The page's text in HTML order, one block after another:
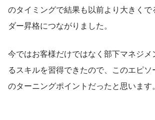
のタイミングで結果も以前より大きく
ダー昇格につながりました。
今ではお客様だけではなく部下マネジ
るスキルを習得できたので、このエピ
のターニングポイントだったと思います。